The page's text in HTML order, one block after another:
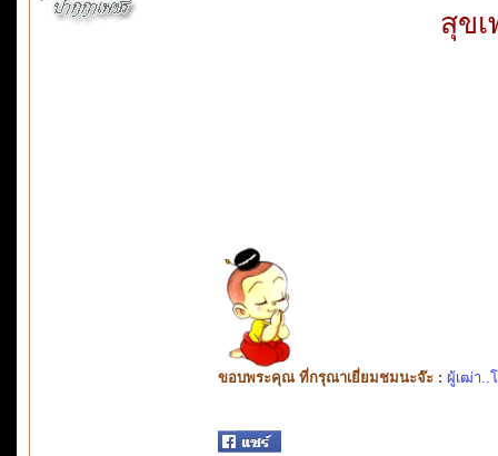
สุข
ขอบพระคุณ ที่กรุณาเยี่ยมชมนะจ๊ะ : ผู้เฒ่า..